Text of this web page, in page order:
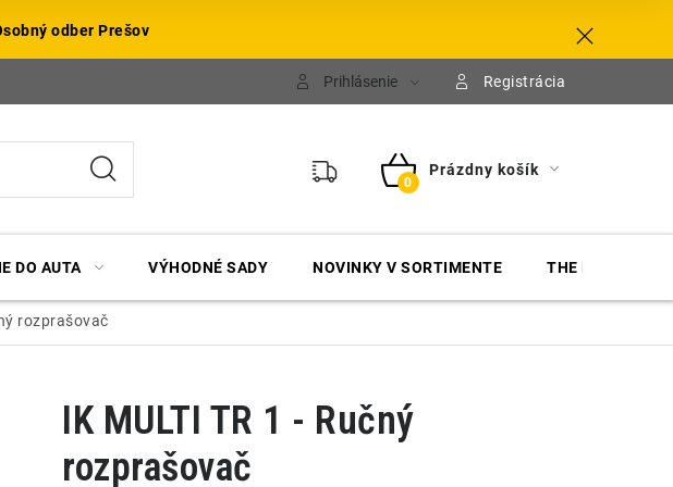
odber Prešov
Prihlásenie Registrácia
NÁKUPNÝ
Prázdny košík
DO AUTA VÝHODNÉ SADY NOVINKY V SORTIMENTE THE FINISHER
rozprašovač
IK MULTI TR 1 - Ručný
rozprašovač